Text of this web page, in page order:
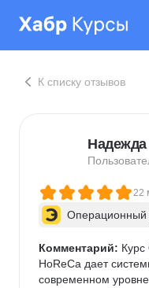
К списку отзывов
22
Операционный
Комментарий:
HoReCa дает
современном